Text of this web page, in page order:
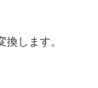
します。